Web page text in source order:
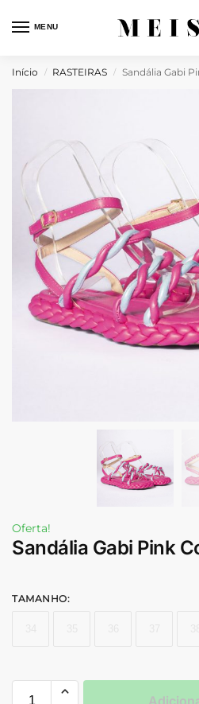
MENU
Início / RASTEIRAS / Sandália Gabi
Oferta!
Sandália Gabi Pink
TAMANHO: